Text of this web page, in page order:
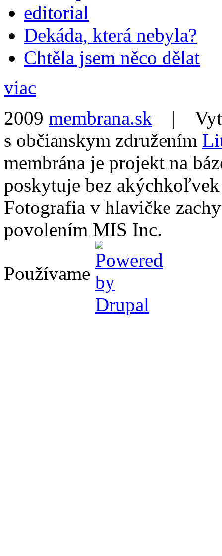
editorial
Dekáda, která nebyla?
Chtěla jsem něco dělat
viac
2009 membrana.sk |
s občianskym združením
membrána je projekt na
poskytuje bez
Fotografia v hlavičke
povolením MIS Inc.
Používame